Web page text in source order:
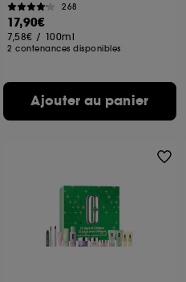
268
17,90€
7,58€ / 100ml
2 contenances disponibles
Ajouter au panier